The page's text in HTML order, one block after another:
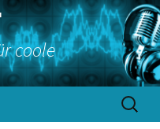
coole
Suchen
nach: